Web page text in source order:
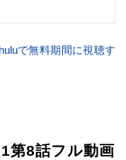
で無料期間に視聴す
第8話フル動画